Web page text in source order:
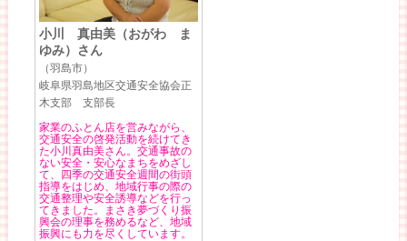
小川 真由美（おがわ ま
ゆみ）さん
（羽島市）
岐阜県羽島地区交通安全協会正
木支部 支部長
家業のふとん店を営みながら、
交通安全の啓発活動を続けてき
た小川真由美さん。交通事故の
ない安全・安心なまちをめざし
て、四季の交通安全週間の街頭
指導をはじめ、地域行事の際の
交通整理や安全誘導などを行っ
てきました。まさき夢づくり振
興会の理事を務めるなど、地域
振興にも力を尽くしています。